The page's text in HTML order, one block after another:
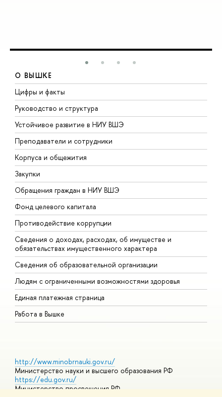
О ВЫШКЕ
Цифры и факты
Руководство и структура
Устойчивое развитие в НИУ ВШЭ
Преподаватели и сотрудники
Корпуса и общежития
Закупки
Обращения граждан в НИУ ВШЭ
Фонд целевого капитала
Противодействие коррупции
Сведения о доходах, расходах, об имуществе и
обязательствах имущественного характера
Сведения об образовательной организации
Людям с ограниченными возможностями здоровья
Единая платежная страница
Работа в Вышке
http://www.minobrnauki.gov.ru/
Министерство науки и высшего образования РФ
https://edu.gov.ru/
Министерство просвещения РФ